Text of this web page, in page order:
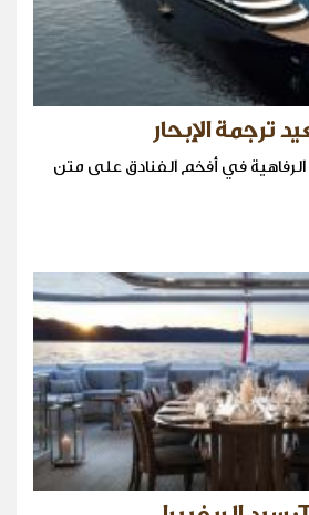
في أفخم الفنادق على متن